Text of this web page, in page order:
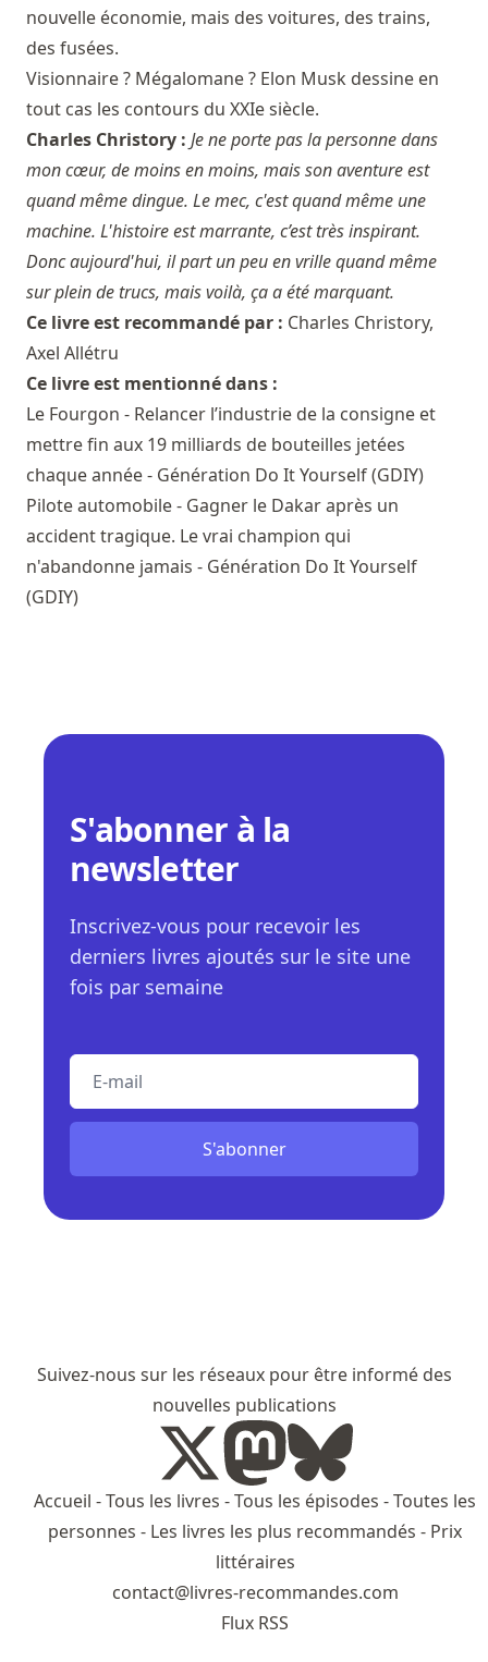
nouvelle économie, mais des voitures, des trains,
des fusées.
Visionnaire ? Mégalomane ? Elon Musk dessine en
tout cas les contours du XXIe siècle.
Charles Christory : Je ne porte pas la personne dans
mon cœur, de moins en moins, mais son aventure est
quand même dingue. Le mec, c'est quand même une
machine. L'histoire est marrante, c’est très inspirant.
Donc aujourd'hui, il part un peu en vrille quand même
sur plein de trucs, mais voilà, ça a été marquant.
Ce livre est recommandé par : Charles Christory,
Axel Allétru
Ce livre est mentionné dans :
Le Fourgon - Relancer l’industrie de la consigne et
mettre fin aux 19 milliards de bouteilles jetées
chaque année - Génération Do It Yourself (GDIY)
Pilote automobile - Gagner le Dakar après un
accident tragique. Le vrai champion qui
n'abandonne jamais - Génération Do It Yourself
(GDIY)
S'abonner à la
newsletter
Inscrivez-vous pour recevoir les
derniers livres ajoutés sur le site une
fois par semaine
S'abonner
Suivez-nous sur les réseaux pour être informé des
nouvelles publications
Accueil -Tous les livres -Tous les épisodes -Toutes les
personnes - Les livres les plus recommandés - Prix
littéraires
contact@livres-recommandes.com
Flux RSS